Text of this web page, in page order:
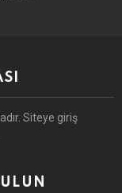
Siteye giriş